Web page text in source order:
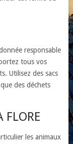
responsable
tous vos
Utilisez des sacs
des déchets
FLORE
les animaux